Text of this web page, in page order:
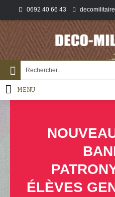
0692 40 66 43
MENU
ÉLÈVES